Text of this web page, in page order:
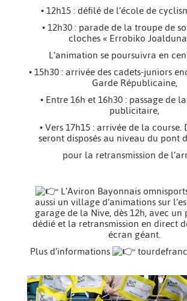
• 12h15 : défilé de l’école de
• 12h30 : parade de la troupe de
cloches « Errobiko
L’animation se poursuivra en
• 15h30 : arrivée des cadets-juniors
Garde Républicaine,
• Entre 16h et 16h30 : passage de
publicitaire,
• Vers 17h15 : arrivée de la course.
seront disposés au niveau du pont
pour la retransmission de
L’Aviron Bayonnais
aussi un village d’animations sur
garage de la Nive, dès 12h, avec
dédié et la retransmission en direct
écran géant.
Plus d’informations